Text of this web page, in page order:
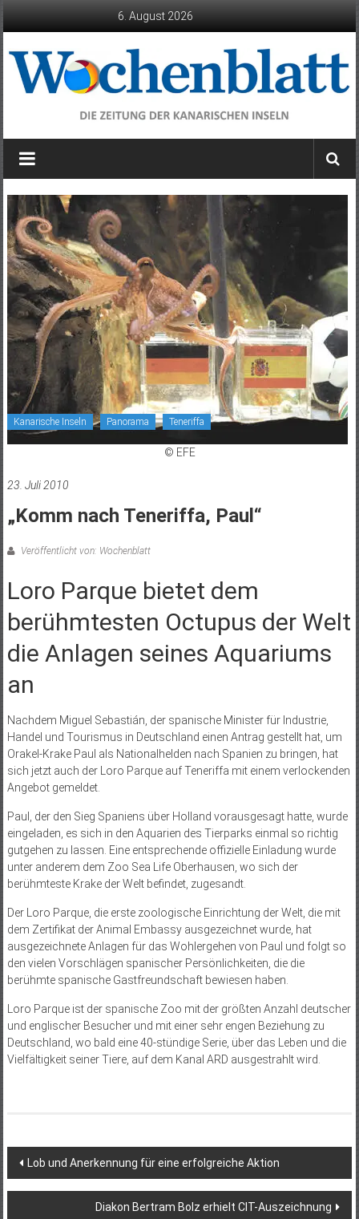
6. August 2026
Wochenblatt
die
der
Kanarischen
Inseln
Kanarische Inseln Panorama Teneriffa
© EFE
23. Juli 2010
„Komm nach Teneriffa, Paul“
Veröffentlicht von: Wochenblatt
Loro Parque bietet dem
berühmtesten Octupus der Welt
die Anlagen seines Aquariums
an
Nachdem Miguel Sebastián, der spanische Minister für Industrie,
Handel und Tourismus in Deutschland einen Antrag gestellt hat, um
Orakel-Krake Paul als Nationalhelden nach Spanien zu bringen, hat
sich jetzt auch der Loro Parque auf Teneriffa mit einem verlockenden
Angebot gemeldet.
Paul, der den Sieg Spaniens über Holland vorausgesagt hatte, wurde
eingeladen, es sich in den Aquarien des Tierparks einmal so richtig
gutgehen zu lassen. Eine entsprechende offizielle Einladung wurde
unter anderem dem Zoo Sea Life Oberhausen, wo sich der
berühmteste Krake der Welt befindet, zugesandt.
Der Loro Parque, die erste zoologische Einrichtung der Welt, die mit
dem Zertifikat der Animal Embassy ausgezeichnet wurde, hat
ausgezeichnete Anlagen für das Wohlergehen von Paul und folgt so
den vielen Vorschlägen spanischer Persönlichkeiten, die die
berühmte spanische Gastfreundschaft bewiesen haben.
Loro Parque ist der spanische Zoo mit der größten Anzahl deutscher
und englischer Besucher und mit einer sehr engen Beziehung zu
Deutschland, wo bald eine 40-stündige Serie, über das Leben und die
Vielfältigkeit seiner Tiere, auf dem Kanal ARD ausgestrahlt wird.
Beitragsnavigation
Lob und Anerkennung für eine erfolgreiche Aktion
Diakon Bertram Bolz erhielt CIT-Auszeichnung